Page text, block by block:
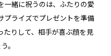
一緒に祝うのは、ふたりの愛
プライズでプレゼントを準備
たりして、相手が喜ぶ顔を見
。